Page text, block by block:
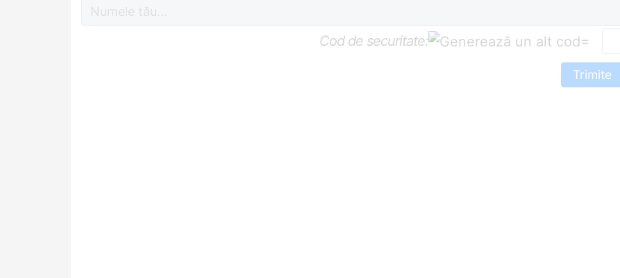
Cod de securitate: =
Trimite